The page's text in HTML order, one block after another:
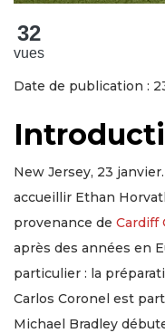
32
vues
Date de publication :
New Jersey, 23 janvier.
accueillir Ethan
provenance de Cardiff
après des années en
particulier : la
Carlos Coronel est
Michael Bradley